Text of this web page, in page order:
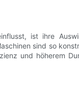
ist ihre
sind so
und höherem